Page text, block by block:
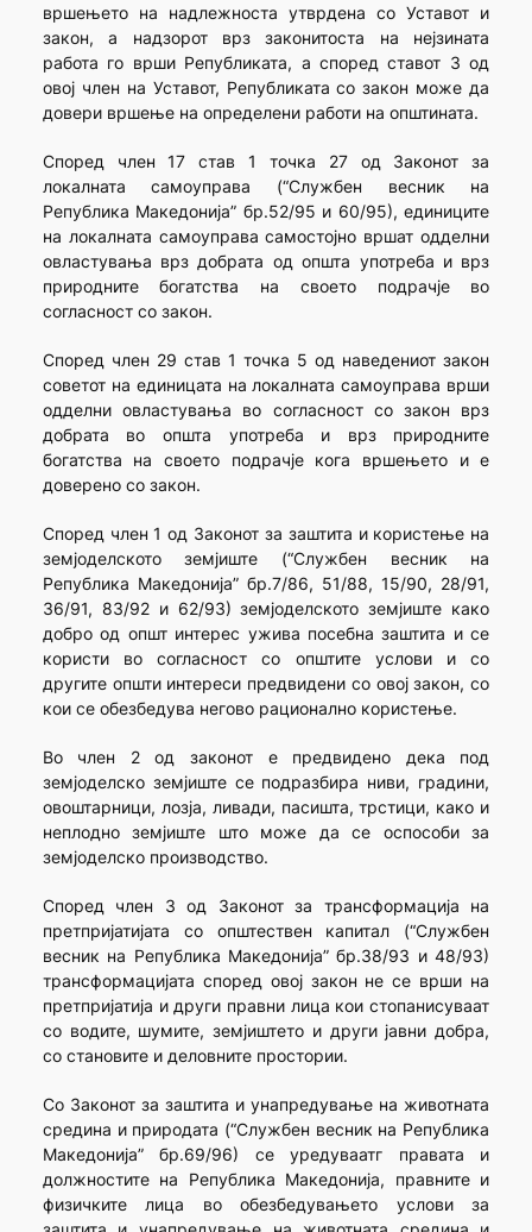
вршењето на надлежноста утврдена со Уставот и
закон, а надзорот врз законитоста на нејзината
работа го врши Републиката, а според ставот 3 од
овој член на Уставот, Републиката со закон може да
довери вршење на определени работи на општината.
Според член 17 став 1 точка 27 од Законот за
локалната самоуправа (“Службен весник на
Република Македонија” бр.52/95 и 60/95), единиците
на локалната самоуправа самостојно вршат одделни
овластувања врз добрата од општа употреба и врз
природните богатства на своето подрачје во
согласност со закон.
Според член 29 став 1 точка 5 од наведениот закон
советот на единицата на локалната самоуправа врши
одделни овластувања во согласност со закон врз
добрата во општа употреба и врз природните
богатства на своето подрачје кога вршењето и е
доверено со закон.
Според член 1 од Законот за заштита и користење на
земјоделското земјиште (“Службен весник на
Република Македонија” бр.7/86, 51/88, 15/90, 28/91,
36/91, 83/92 и 62/93) земјоделското земјиште како
добро од општ интерес ужива посебна заштита и се
користи во согласност со општите услови и со
другите општи интереси предвидени со овој закон, со
кои се обезбедува негово рационално користење.
Во член 2 од законот е предвидено дека под
земјоделско земјиште се подразбира ниви, градини,
овоштарници, лозја, ливади, пасишта, трстици, како и
неплодно земјиште што може да се оспособи за
земјоделско производство.
Според член 3 од Законот за трансформација на
претпријатијата со општествен капитал (“Службен
весник на Република Македонија” бр.38/93 и 48/93)
трансформацијата според овој закон не се врши на
претпријатија и други правни лица кои стопанисуваат
со водите, шумите, земјиштето и други јавни добра,
со становите и деловните простории.
Со Законот за заштита и унапредување на животната
средина и природата (“Службен весник на Република
Македонија” бр.69/96) се уредуваатг правата и
должностите на Република Македонија, правните и
физичките лица во обезбедувањето услови за